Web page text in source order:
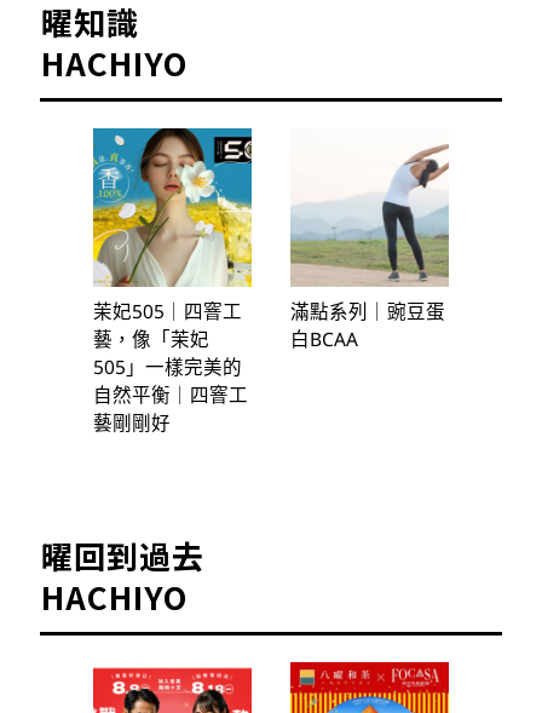
曜知識
HACHIYO
茉妃505｜四窨工
藝，像「茉妃
505」一樣完美的
自然平衡｜四窨工
藝剛剛好
滿點系列｜豌豆蛋
白BCAA
曜回到過去
HACHIYO